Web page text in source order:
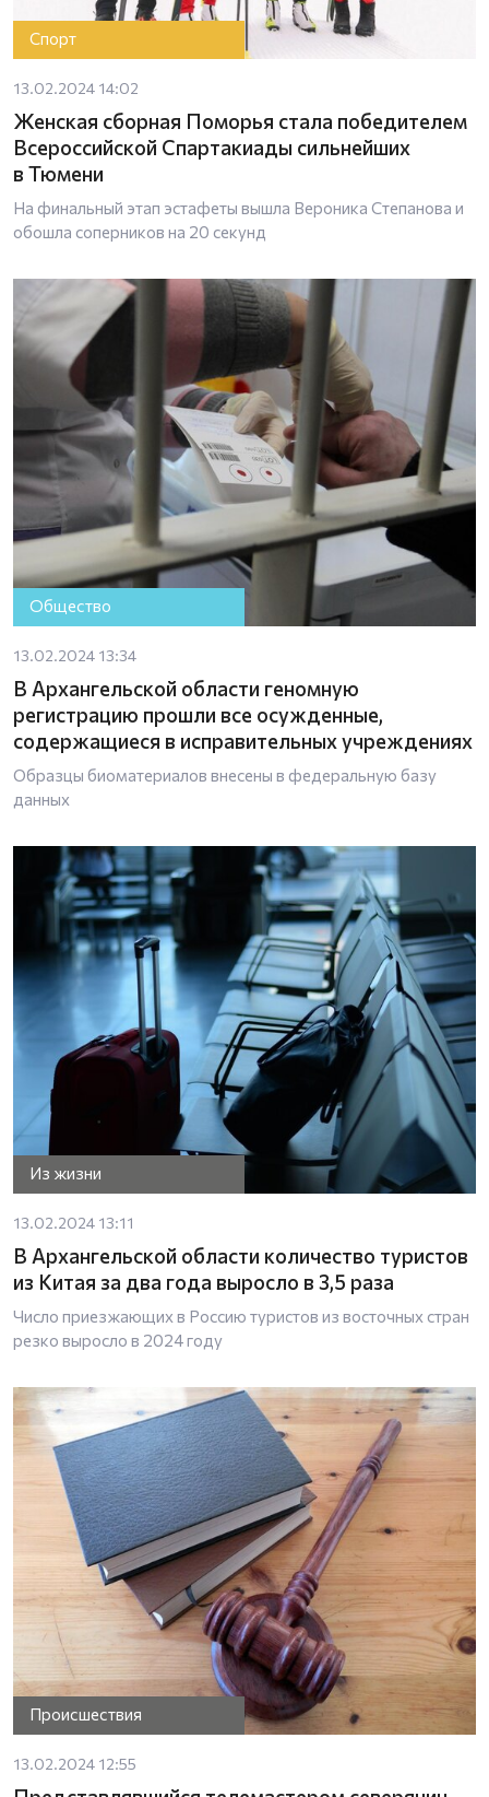
Спорт
13.02.2024 14:02
Женская сборная Поморья стала победителем
Всероссийской Спартакиады сильнейших
в Тюмени
На финальный этап эстафеты вышла Вероника Степанова и
обошла соперников на 20 секунд
Общество
13.02.2024 13:34
В Архангельской области геномную
регистрацию прошли все осужденные,
содержащиеся в исправительных учреждениях
Образцы биоматериалов внесены в федеральную базу
данных
Из жизни
13.02.2024 13:11
В Архангельской области количество туристов
из Китая за два года выросло в 3,5 раза
Число приезжающих в Россию туристов из восточных стран
резко выросло в 2024 году
Происшествия
13.02.2024 12:55